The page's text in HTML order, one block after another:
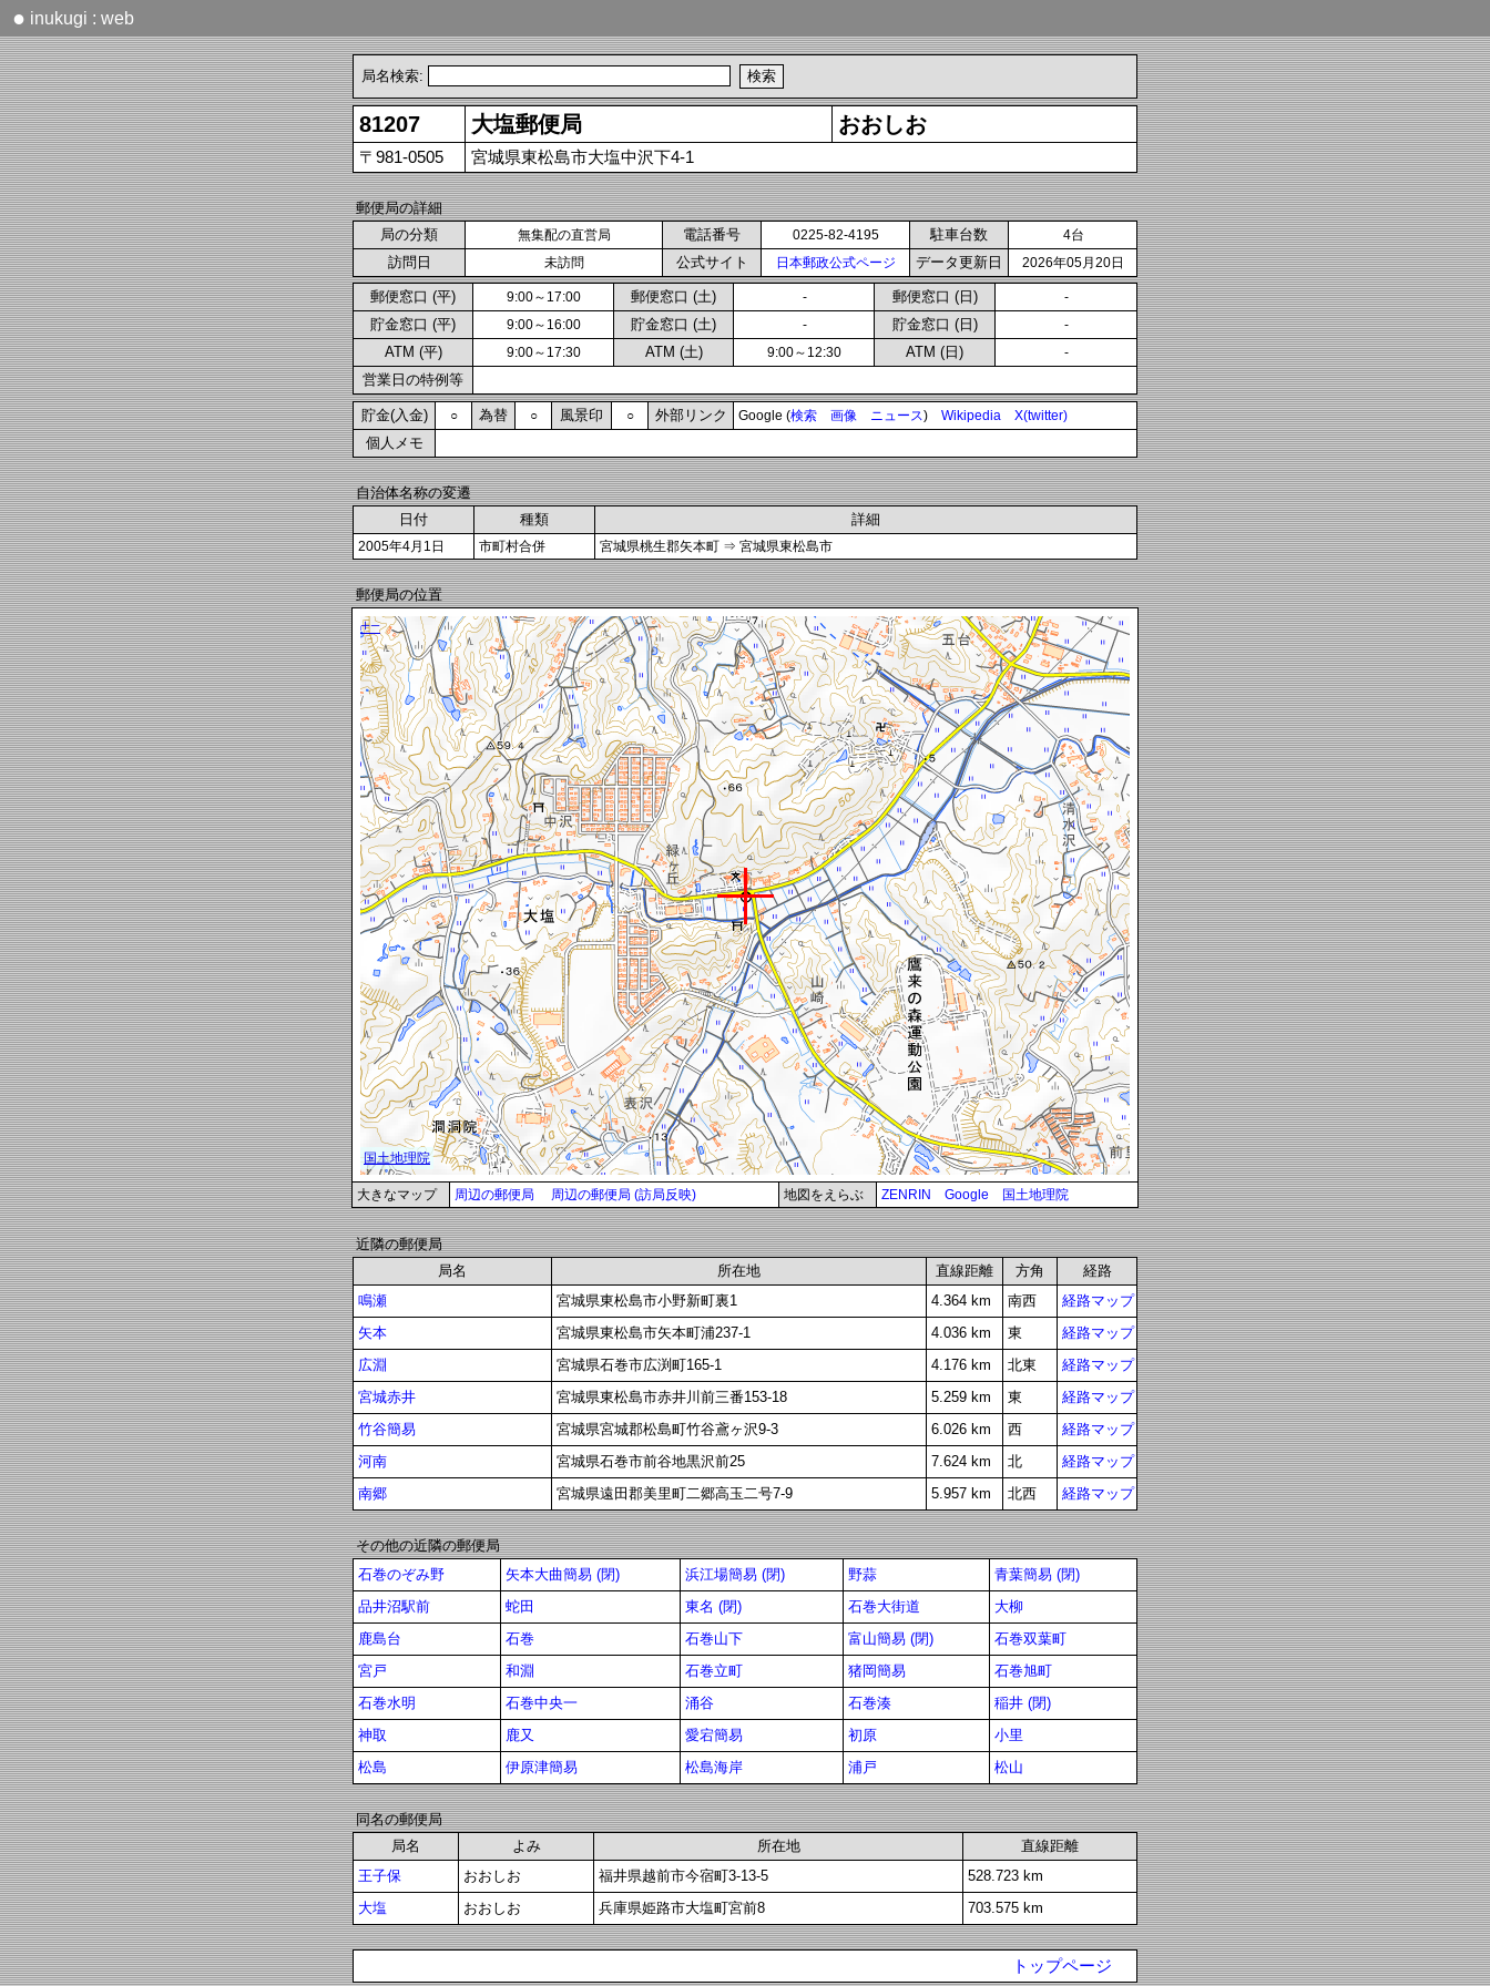
● inukugi : web
局名検索:
81207 大塩郵便局 おおしお
〒981-0505 宮城県東松島市大塩中沢下4-1
郵便局の詳細
局の分類
無集配の直営局 電話番号 0225-82-4195 駐車台数 4台
訪問日 未訪問 公式サイト 日本郵政公式ページ データ更新日 2026年05月20日
郵便窓口 (平) 9:00～17:00 郵便窓口 (土) - 郵便窓口 (日) -
貯金窓口 (平) 9:00～16:00 貯金窓口 (土) - 貯金窓口 (日) -
ATM (平) 9:00～17:30 ATM (土) 9:00～12:30 ATM (日) -
営業日の特例等
貯金(入金) ○ 為替 ○ 風景印 ○ 外部リンク Google (検索 画像 ニュース) Wikipedia X(twitter)
個人メモ
自治体名称の変遷
日付
種類 詳細
2005年4月1日 市町村合併 宮城県桃生郡矢本町 ⇒ 宮城県東松島市
郵便局の位置
大きなマップ 周辺の郵便局 周辺の郵便局 (訪局反映) 地図をえらぶ ZENRIN Google 国土地理院
近隣の郵便局
局名
所在地 直線距離 方角
経路
鳴瀬
宮城県東松島市小野新町裏1 4.364 km 南西
経路マップ
矢本
宮城県東松島市矢本町浦237-1 4.036 km 東
経路マップ
広淵
宮城県石巻市広渕町165-1 4.176 km 北東
経路マップ
宮城赤井
宮城県東松島市赤井川前三番153-18 5.259 km 東
経路マップ
竹谷簡易
宮城県宮城郡松島町竹谷鳶ヶ沢9-3 6.026 km 西
経路マップ
河南
宮城県石巻市前谷地黒沢前25 7.624 km 北
経路マップ
南郷
宮城県遠田郡美里町二郷高玉二号7-9 5.957 km 北西 経路マップ
その他の近隣の郵便局
石巻のぞみ野
矢本大曲簡易 (閉) 浜江場簡易 (閉) 野蒜
青葉簡易 (閉)
品井沼駅前
蛇田 東名 (閉) 石巻大街道
大柳
鹿島台
石巻 石巻山下 富山簡易 (閉)
石巻双葉町
宮戸
和淵 石巻立町 猪岡簡易
石巻旭町
石巻水明
石巻中央一 涌谷 石巻湊
稲井 (閉)
神取
鹿又 愛宕簡易 初原
小里
松島
伊原津簡易 松島海岸 浦戸 松山
同名の郵便局
局名
よみ 所在地
直線距離
王子保
おおしお 福井県越前市今宿町3-13-5
528.723 km
大塩
おおしお 兵庫県姫路市大塩町宮前8 703.575 km
トップページ